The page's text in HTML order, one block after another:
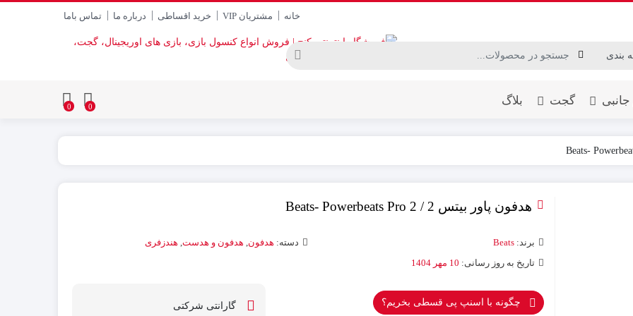
خانه مشتریان VIP خرید اقساطی درباره ما تماس باما
جانبی گجت بلاگ 0
0
هدفون پاور بیتس 2 / Beats- Powerbeats Pro 2
برند: Beats دسته: هدفون, هدفون و هدست, هندزفری
تاریخ به روز رسانی: 10 مهر 1404
چگونه با اسنپ پی قسطی بخریم؟ گارانتی شرکتی